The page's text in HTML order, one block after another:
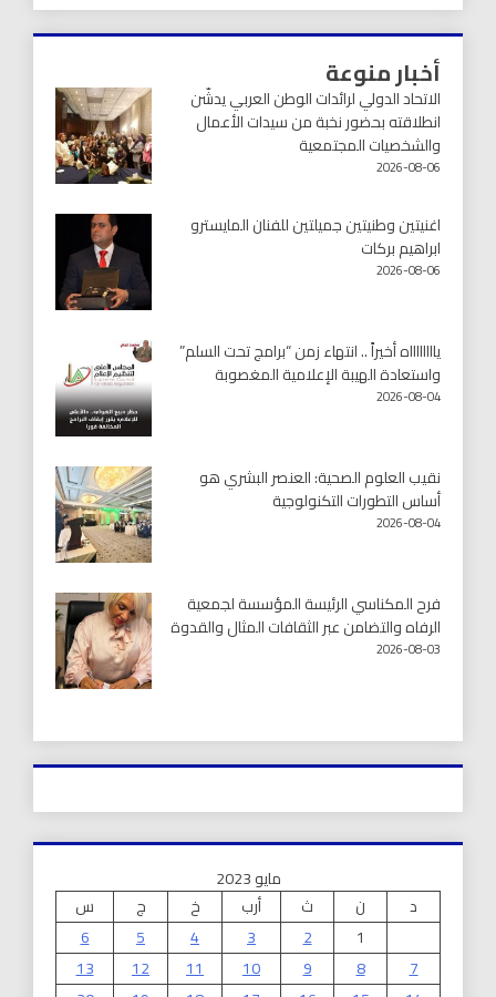
أخبار منوعة
الاتحاد الدولي لرائدات الوطن العربي يدشّن
انطلاقته بحضور نخبة من سيدات الأعمال
والشخصيات المجتمعية
2026-08-06
اغنيتين وطنيتين جميلتين للفنان المايسترو
ابراهيم بركات
2026-08-06
يااااااااه أخيراً .. انتهاء زمن “برامج تحت السلم”
واستعادة الهيبة الإعلامية المغصوبة
2026-08-04
نقيب العلوم الصحية: العنصر البشري هو
أساس التطورات التكنولوجية
2026-08-04
فرح المكناسي الرئيسة المؤسسة لجمعية
الرفاه والتضامن عبر الثقافات المثال والقدوة
2026-08-03
مايو 2023
د
ن ث أرب خ ج
س
1
2
3
4
5
6
7
8
9
10
11
12
13